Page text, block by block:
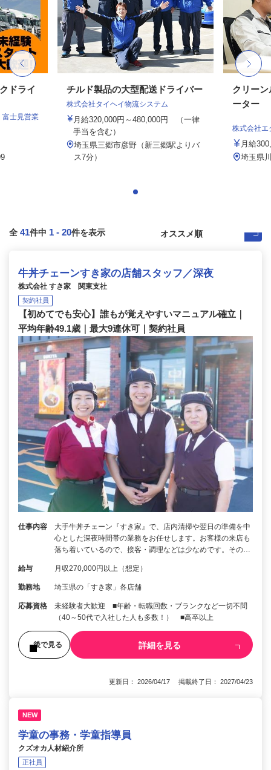
ドライ
士見営業
チルド製品の大型配送ドライバー
株式会社タイヘイ物流システム
月給320,000円～480,000円 （一律
手当を含む）
埼玉県三郷市彦野（新三郷駅よりバ
ス7分）
クリー
ーター
株式会社エ
月給
埼玉県
全 41件中 1 - 20件を表示
牛丼チェーンすき家の店舗スタッフ／深夜
株式会社 すき家 関東支社
契約社員
【初めてでも安心】誰もが覚えやすいマニュアル確立｜
平均年齢49.1歳｜最大9連休可｜契約社員
仕事内容
大手牛丼チェーン『すき家』で、店内清掃や翌日の準備を中
心とした深夜時間帯の業務をお任せします。お客様の来店も
落ち着いているので、接客・調理などは少なめです。その…
給与 月収270,000円以上（想定）
勤務地 埼玉県の「すき家」各店舗
応募資格
未経験者大歓迎 ■年齢・転職回数・ブランクなど一切不問
（40～50代で入社した人も多数！） ■高卒以上
後で見る 詳細を見る
更新日： 2026/04/17 掲載終了日： 2027/04/23
NEW
学童の事務・学童指導員
クズオカ人材紹介所
正社員